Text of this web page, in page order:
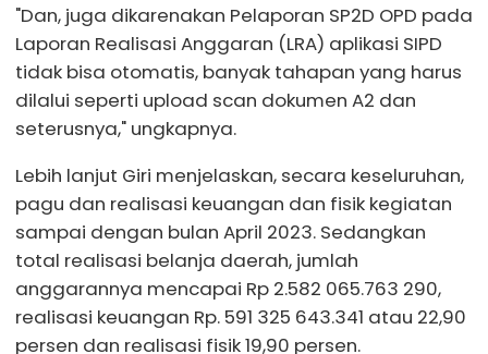
"Dan, juga dikarenakan Pelaporan SP2D OPD pada
Laporan Realisasi Anggaran (LRA) aplikasi SIPD
tidak bisa otomatis, banyak tahapan yang harus
dilalui seperti upload scan dokumen A2 dan
seterusnya," ungkapnya.
Lebih lanjut Giri menjelaskan, secara keseluruhan,
pagu dan realisasi keuangan dan fisik kegiatan
sampai dengan bulan April 2023. Sedangkan
total realisasi belanja daerah, jumlah
anggarannya mencapai Rp 2.582 065.763 290,
realisasi keuangan Rp. 591 325 643.341 atau 22,90
persen dan realisasi fisik 19,90 persen.